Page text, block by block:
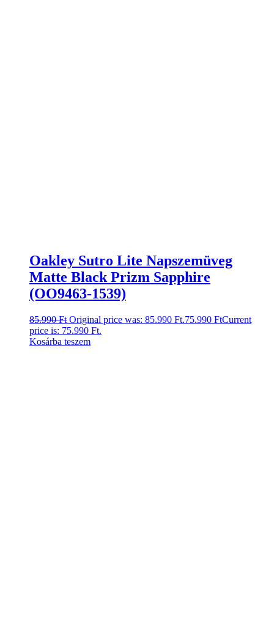
Oakley Sutro Lite Napszemüveg
Matte Black Prizm Sapphire
(OO9463-1539)
85.990Ft Original price was: 85.990 Ft.75.990 FtCurrent
price is: 75.990 Ft.
Kosárba teszem